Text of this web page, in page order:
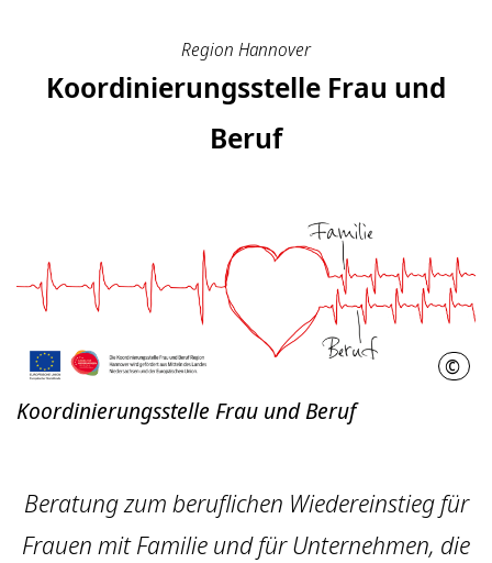
Region Hannover
Koordinierungsstelle Frau und
Beruf
©
Koordinierungsstelle Frau und Beruf
Beratung zum beruflichen Wiedereinstieg für
Frauen mit Familie und für Unternehmen, die